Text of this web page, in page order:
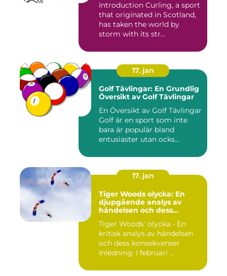
Introduction Curling, a sport
that originated in Scotland,
has taken the world by
storm with its str...
17. jan
Golf Tävlingar: En Grundlig
Översikt av Golf Tävlingar
En Översikt av Golf Tävlingar
Golf är en sport som inte
bara är populär bland
entusiaster utan ocks...
17. jan
Tiger Woods olycka: En
djupgående analys av
händelsen och dess
Tiger Woods' olycka - En
kritisk analys av händelsen
och dess konsekvenser
Inledning: I februari ...